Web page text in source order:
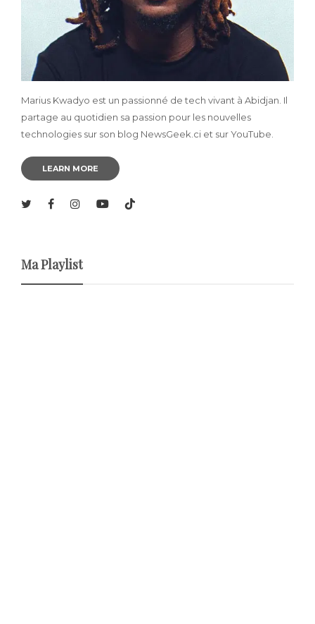
Marius Kwadyo est un passionné de tech vivant à Abidjan. Il
partage au quotidien sa passion pour les nouvelles
technologies sur son blog NewsGeek.ci et sur YouTube.
LEARN MORE
Ma Playlist